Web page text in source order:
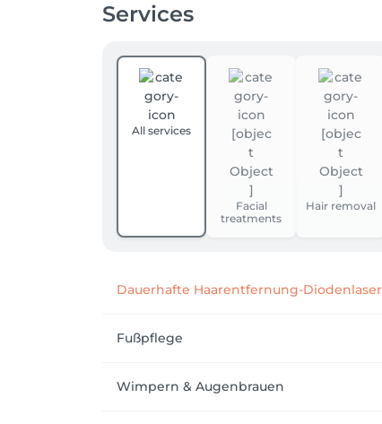
• weniger als 12 Stunden vorher: 80 %
Wir bitten um Verständnis, dass
Studio°84 ist ein Ort der Entspannung
Services
All services
Facial
treatments
Hair removal
Dauerhafte Haarentfernung-Diodenlaser
Fußpflege
Wimpern & Augenbrauen